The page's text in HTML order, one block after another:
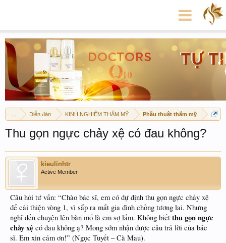
Diễn đàn KINH NGHIỆM THẨM MỸ Phẫu thuật thẩm mỹ
Thu gọn ngực chảy xệ có đau không?
kieulinhtr
Active Member
Câu hỏi tư vấn: “Chào bác sĩ, em có dự định thu gọn ngực chảy xệ
để cải thiện vòng 1, vì sắp ra mắt gia đình chồng tương lai. Nhưng
nghĩ đến chuyện lên bàn mổ là em sợ lắm. Không biết thu gọn ngực
chảy xệ có đau không ạ? Mong sớm nhận được câu trả lời của bác
sĩ. Em xin cảm ơn!” (Ngọc Tuyết – Cà Mau).